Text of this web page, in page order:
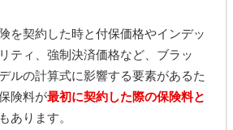
を契約した時と付保価格やインデッ
ティ、強制決済価格など、ブラッ
ルの計算式に影響する要素があるた
険料が最初に契約した際の保険料と
もあります。